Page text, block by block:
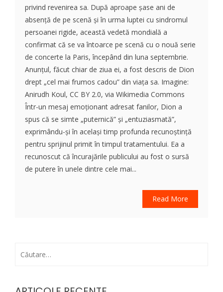
privind revenirea sa. După aproape șase ani de
absență de pe scenă și în urma luptei cu sindromul
persoanei rigide, această vedetă mondială a
confirmat că se va întoarce pe scenă cu o nouă serie
de concerte la Paris, începând din luna septembrie.
Anunțul, făcut chiar de ziua ei, a fost descris de Dion
drept „cel mai frumos cadou” din viața sa. Imagine:
Anirudh Koul, CC BY 2.0, via Wikimedia Commons
Într-un mesaj emoționant adresat fanilor, Dion a
spus că se simte „puternică” și „entuziasmată”,
exprimându-și în același timp profunda recunoștință
pentru sprijinul primit în timpul tratamentului. Ea a
recunoscut că încurajările publicului au fost o sursă
de putere în unele dintre cele mai...
Read More